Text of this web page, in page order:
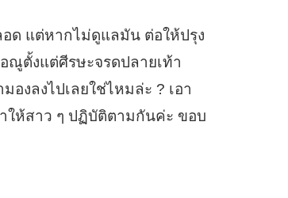
ด แต่หากไม่ดูแลมัน ต่อให้ปรุง
ณูตั้งแต่ศีรษะจรดปลายเท้า
งลงไปเลยใช่ไหมล่ะ ? เอา
ให้สาว ๆ ปฏิบัติตามกันค่ะ ขอบ